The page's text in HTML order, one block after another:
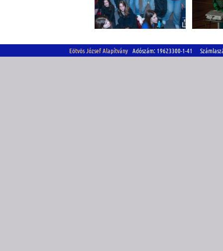
Eötvös József Alapítvány Adószám: 19623300-1-41